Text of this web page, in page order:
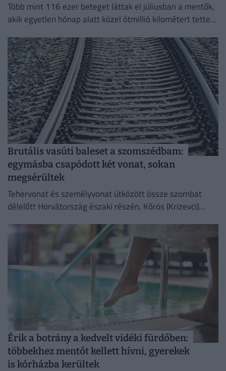
Több mint 116 ezer beteget láttak el júliusban a mentők,
akik egyetlen hónap alatt közel ötmillió kilométert tettek
Brutális vasúti baleset a szomszédbam:
egymásba csapódott két vonat, sokan
megsérültek
Tehervonat és személyvonat ütközött össze szombat
délelőtt Horvátország északi részén, Kőrös (Krizevci)
Érik a botrány a kedvelt vidéki fürdőben:
többekhez mentőt kellett hívni, gyerekek
is kórházba kerültek